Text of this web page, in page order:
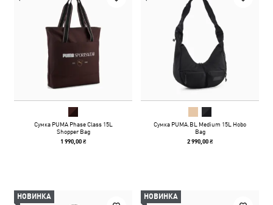
Сумка PUMA Phase Class 15L
Shopper Bag
1 990,00 ₴
Сумка PUMA.BL Medium 15L Hobo
Bag
2 990,00 ₴
НОВИНКА НОВИНКА